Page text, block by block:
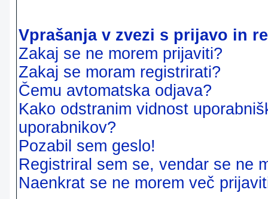
Vprašanja v zvezi s prijavo in
Zakaj se ne morem prijaviti?
Zakaj se moram registrirati?
Čemu avtomatska odjava?
Kako odstranim vidnost
uporabnikov?
Pozabil sem geslo!
Registriral sem se, vendar se ne
Naenkrat se ne morem več